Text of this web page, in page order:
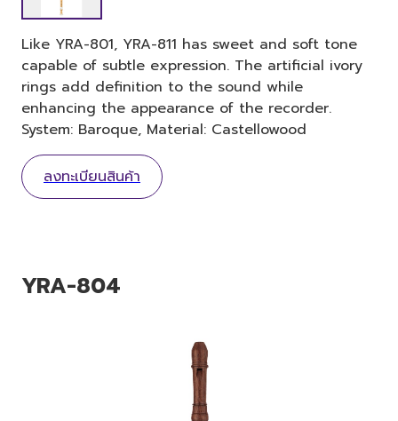
Like YRA-801, YRA-811 has sweet and soft tone
capable of subtle expression. The artificial ivory
rings add definition to the sound while
enhancing the appearance of the recorder.
System: Baroque, Material: Castellowood
ลงทะเบียนสินค้า
YRA-804